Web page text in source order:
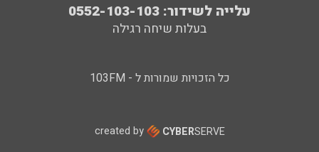
עלייה לשידור: 0552-103-103
בעלות שיחה רגילה
כל הזכויות שמורות ל - 103FM
created by CYBERSERVE